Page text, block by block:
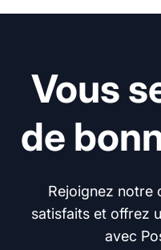
Vous
de
Rejoignez notre
satisfaits et offrez
avec